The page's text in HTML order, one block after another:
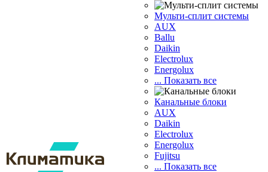
Мульти-сплит системы
AUX
Ballu
Daikin
Electrolux
Energolux
... Показать все
Канальные блоки
AUX
Dаikin
Electrolux
Energolux
Fujitsu
... Показать все